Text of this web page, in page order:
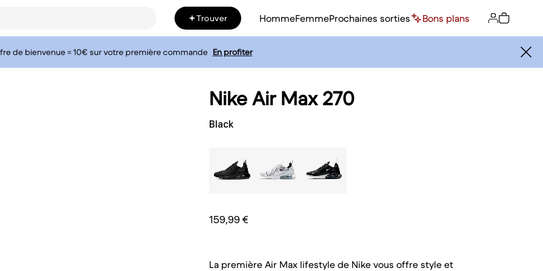
Trouver HommeFemmeProchaines sorties Bons plans
de bienvenue = 10€ sur votre première commande En profiter
Nike Air Max 270
Black
159,99 €
La première Air Max lifestyle de Nike vous offre style et